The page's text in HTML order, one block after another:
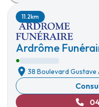
Ardrôme
11.2km
38 Boulevard Gustave